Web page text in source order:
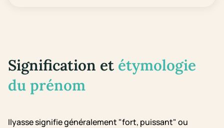
Signification et étymologie
du prénom
Ilyasse signifie généralement "fort, puissant" ou